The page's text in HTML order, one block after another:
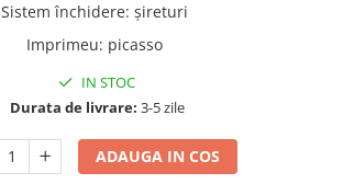
Sistem închidere: șireturi
Imprimeu: picasso
IN STOC
Durata de livrare: 3-5 zile
ADAUGA IN COS